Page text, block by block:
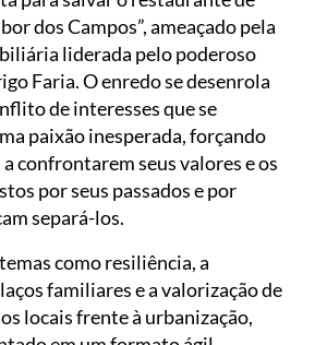
dos Campos”, ameaçado pela
liderada pelo poderoso
Faria. O enredo se desenrola
de interesses que se
paixão inesperada, forçando
confrontarem seus valores e os
por seus passados e por
separá-los.
como resiliência, a
familiares e a valorização de
locais frente à urbanização,